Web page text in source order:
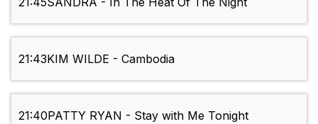
21:43KIM WILDE - Cambodia
21:40PATTY RYAN - Stay with Me Tonight